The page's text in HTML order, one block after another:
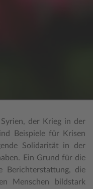
der Krieg in der
Beispiele für Krisen
Solidarität in der
Ein Grund für die
Berichterstattung, die
Menschen bildstark